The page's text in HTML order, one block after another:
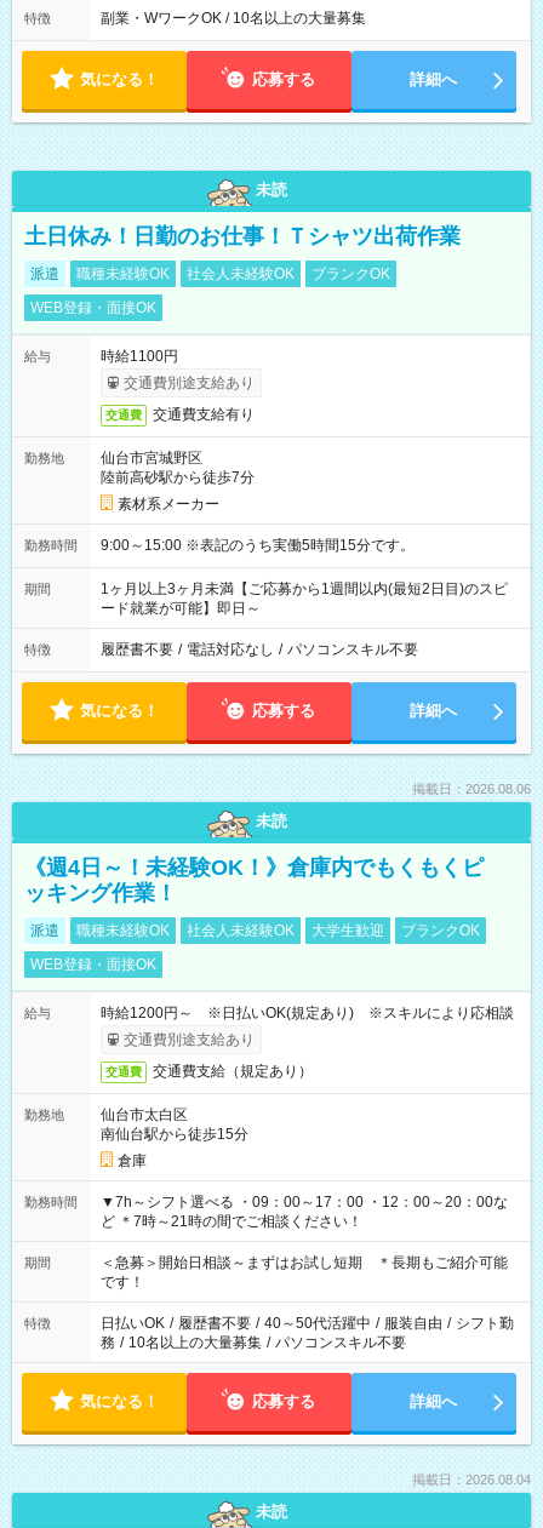
フトの決め方】 シフトサイクル：1ヶ月 シフト提出期限：シフ
・昼休憩1時間、その他小休憩あり
特徴 副業・WワークOK / 10名以上の大量募集
気になる！ 応募する 詳細へ
未読
土日休み！日勤のお仕事！Ｔシャツ出荷作業
派遣 職種未経験OK 社会人未経験OK
ブランクOK
WEB登録・面接OK
給与
時給1100円
交通費別途支給あり
交通費 交通費支給有り
勤務地
仙台市宮城野区
陸前高砂駅から徒歩7分
素材系メーカー
勤務時間 9:00～15:00 ※表記のうち実働5時間15分です。
期間
1ヶ月以上3ヶ月未満【ご応募から1週間以内(最短2日目)のスピ
ード就業が可能】即日～
特徴 履歴書不要 / 電話対応なし / パソコンスキル不要
気になる！ 応募する 詳細へ
掲載日：2026.08.06
未読
《週4日～！未経験OK！》倉庫内でもくもくピ
ッキング作業！
派遣 職種未経験OK 社会人未経験OK 大学生歓迎
ブランクOK
WEB登録・面接OK
給与
時給1200円～ ※日払いOK(規定あり) ※スキルにより応相談
交通費別途支給あり
交通費 交通費支給（規定あり）
勤務地
仙台市太白区
南仙台駅から徒歩15分
倉庫
勤務時間
▼7h～シフト選べる ・09：00～17：00 ・12：00～20：00な
ど ＊7時～21時の間でご相談ください！
期間
＜急募＞開始日相談～まずはお試し短期 ＊長期もご紹介可能
です！
特徴 日払いOK / 履歴書不要 / 40～50代活躍中 / 服装自由 / シフト勤
務 / 10名以上の大量募集 / パソコンスキル不要
気になる！ 応募する 詳細へ
掲載日：2026.08.04
未読